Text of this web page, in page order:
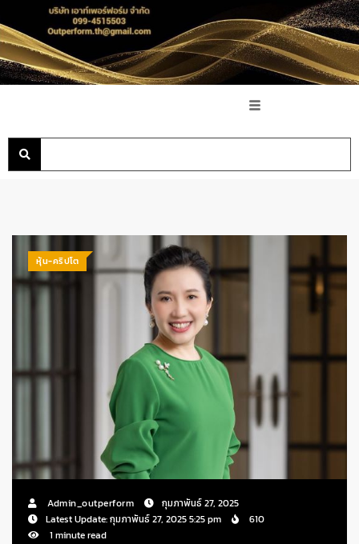
หุ้น-คริปโต
Admin_outperform
กุมภาพันธ์ 27, 2025
Latest Update: กุมภาพันธ์ 27, 2025 5:25 pm
610
1 minute read